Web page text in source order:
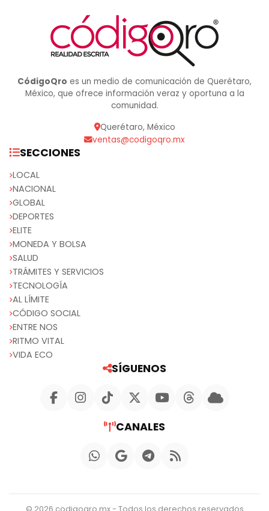
CódigoQro es un medio de comunicación de Querétaro,
México, que ofrece información veraz y oportuna a la
comunidad.
Querétaro, México
ventas@codigoqro.mx
SECCIONES
LOCAL
NACIONAL
GLOBAL
DEPORTES
ELITE
MONEDA Y BOLSA
SALUD
TRÁMITES Y SERVICIOS
TECNOLOGÍA
AL LÍMITE
CÓDIGO SOCIAL
ENTRE NOS
RITMO VITAL
VIDA ECO
SÍGUENOS
CANALES
© 2026 codigoqro.mx - Todos los derechos reservados